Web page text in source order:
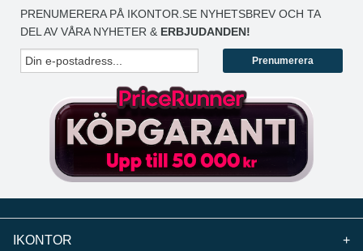
PRENUMERERA PÅ IKONTOR.SE NYHETSBREV OCH TA
DEL AV VÅRA NYHETER & ERBJUDANDEN!
Prenumerera
IKONTOR +